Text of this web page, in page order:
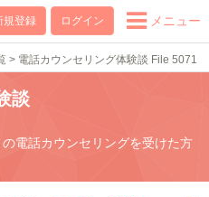
規登録 ログイン メニュー
> 電話カウンセリング体験談 File 5071
談
電話カウンセリングを受けた方